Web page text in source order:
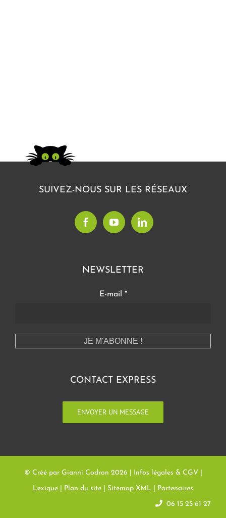
SUIVEZ-NOUS SUR LES RÉSEAUX
NEWSLETTER
E-mail *
CONTACT EXPRESS
ENVOYER UN MESSAGE
© Créé par Gianni Codron 2026 | Infos légales & CGV
Lexique Plan du site Sitemap XML Partenaires
06 15 25 61 27